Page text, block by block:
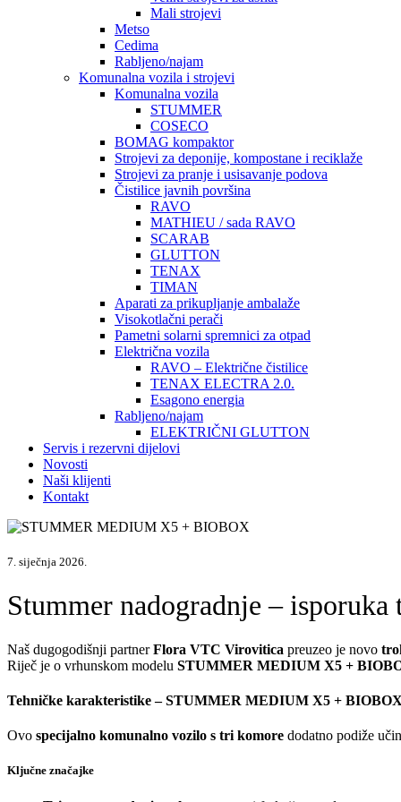
Mali strojevi
Metso
Cedima
Rabljeno/najam
Komunalna vozila i strojevi
Komunalna vozila
STUMMER
COSECO
BOMAG kompaktor
Strojevi za deponije, kompostane i reciklaže
Strojevi za pranje i usisavanje podova
Čistilice javnih površina
RAVO
MATHIEU / sada RAVO
SCARAB
GLUTTON
TENAX
TIMAN
Aparati za prikupljanje ambalaže
Visokotlačni perači
Pametni solarni spremnici za otpad
Električna vozila
RAVO – Električne čistilice
TENAX ELECTRA 2.0.
Esagono energia
Rabljeno/najam
ELEKTRIČNI GLUTTON
Servis i rezervni dijelovi
Novosti
Naši klijenti
Kontakt
7. siječnja 2026.
Stummer nadogradnje –
Naš dugogodišnji partnerFlora VTC Virovitica preuzeo je novo
Riječ je o vrhunskom modelu STUMMER MEDIUM X5 +
Tehničke karakteristike – STUMMER MEDIUM X5 +
Ovo specijalno komunalno vozilo s tri komore dodatno podiže
Ključne značajke